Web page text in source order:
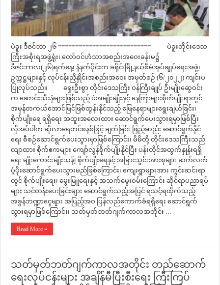
ပဲခူး ဒီဇင်ဘာ ၂၆ =========================== ပဲခူးတိုင်းဒေသ
ကြီးအစိုးရအဖွဲ့ရုံး၊ တော်ဝင်ဟံသာအစည်းအဝေးခန်းမ၌
ဒီဇင်ဘာလ(၂၆)ရက်နေ့၊ နံနက်ပိုင်းက ခရိုင်/မြို့နယ်စီမံအုပ်ချုပ်ရေးအဖွဲ့၊
ဥက္ကဋ္ဌများနှင့် လုပ်ငန်းညှိနှိုင်းအစည်းအဝေး အမှတ်စဉ် (၆/၂၀၂၂) ကျင်းပ
ပြုလုပ်သည်။ ရှေးဦးစွာ တိုင်းဒေသကြီး ဝန်ကြီးချုပ် ဦးမျိုးဆွေဝင်း
က ဆောင်းသီးနှံများဖြစ်သည့် ပဲအမျိုးမျိုးနှင့် နေကြာများစိုက်ပျိုးရာတွင်
အမှန်တကယ်အောင်မြင်ဖြစ်ထွန်းနိုင်သည့် မြေနေရာများရွေးချယ်ခြင်း၊
စိုက်ပျိုးရေ ရရှိရေး အထူးအလေးထား ဆောင်ရွက်ပေးသွားရမှာဖြစ်ပြီး
လိုအပ်ပါက ဆိုလာရေတင်စနစ်ဖြင့် ချက်ခြင်း ဖြည့်ဆည်း ဆောင်ရွက်နိုင်
ရေး စီစဉ်ဆောင်ရွက်ပေးသွားမှာဖြစ်ကြောင်း၊ မိမိတို့ တိုင်းဒေသကြီးသည်
လျာထား စိုက်ဧကများ ကျော်လွန်စိုက်ပျိုးနိုင်ပြီး ပန်းတိုင်အထွက်နှုန်းရရှိ
ရေး မျိုးကောင်းမျိုးသန့်၊ စိုက်ပျိုးရေနှင့် အခြားသွင်းအားစုများ ဆက်လက်
ပံ့ပိုးဆောင်ရွက်ပေးသွားမည်ဖြစ်ကြောင်း၊ ကျေးရွာများအား ကွင်းဆင်းရာ
တွင် စိုက်ပျိုးရေး၊ မွေးမြူရေးနှင့် အသက်မွေးဝမ်းကြောင်း ဆိုင်ရာပညာရပ်
များ သင်တန်းပေးခြင်းများ ဆောင်ရွက်သည့်အပြင် ရသင့်ရထိုက်သည့်
အခွန်ဘဏ္ဍာငွေများ အပြည့်အဝ ပြန်လည်ကောက်ခံရရှိရေး ဆောင်ရွက်
သွားရမှာဖြစ်ကြောင်း၊ သတ်မှတ်ဘတ်ဂျက်ကာလအတိုင်း …
Read More »
သတ်မှတ်ဘတ်ဂျက်ကာလအတိုင်း တည်ဆောက်
ရေးလုပ်ငန်းများ အချိန်မီပြီးစီးရေး ကြီးကြပ်